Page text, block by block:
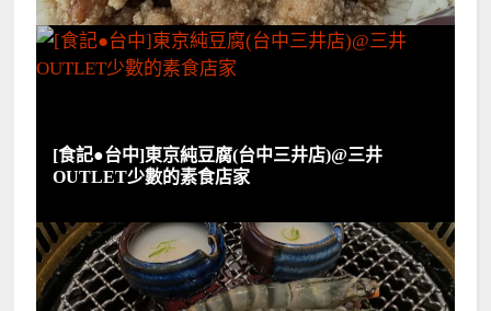
[食記●台中]東京純豆腐(台中三井店)@三井
OUTLET少數的素食店家